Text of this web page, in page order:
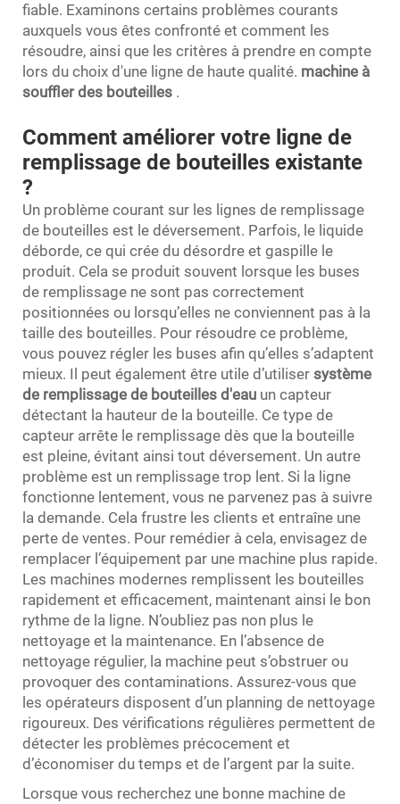
fiable. Examinons certains problèmes courants
auxquels vous êtes confronté et comment les
résoudre, ainsi que les critères à prendre en compte
lors du choix d'une ligne de haute qualité. machine à
souffler des bouteilles .
Comment améliorer votre ligne de
remplissage de bouteilles existante
?
Un problème courant sur les lignes de remplissage
de bouteilles est le déversement. Parfois, le liquide
déborde, ce qui crée du désordre et gaspille le
produit. Cela se produit souvent lorsque les buses
de remplissage ne sont pas correctement
positionnées ou lorsqu’elles ne conviennent pas à la
taille des bouteilles. Pour résoudre ce problème,
vous pouvez régler les buses afin qu’elles s’adaptent
mieux. Il peut également être utile d’utiliser système
de remplissage de bouteilles d'eau un capteur
détectant la hauteur de la bouteille. Ce type de
capteur arrête le remplissage dès que la bouteille
est pleine, évitant ainsi tout déversement. Un autre
problème est un remplissage trop lent. Si la ligne
fonctionne lentement, vous ne parvenez pas à suivre
la demande. Cela frustre les clients et entraîne une
perte de ventes. Pour remédier à cela, envisagez de
remplacer l’équipement par une machine plus rapide.
Les machines modernes remplissent les bouteilles
rapidement et efficacement, maintenant ainsi le bon
rythme de la ligne. N’oubliez pas non plus le
nettoyage et la maintenance. En l’absence de
nettoyage régulier, la machine peut s’obstruer ou
provoquer des contaminations. Assurez-vous que
les opérateurs disposent d’un planning de nettoyage
rigoureux. Des vérifications régulières permettent de
détecter les problèmes précocement et
d’économiser du temps et de l’argent par la suite.
Lorsque vous recherchez une bonne machine de